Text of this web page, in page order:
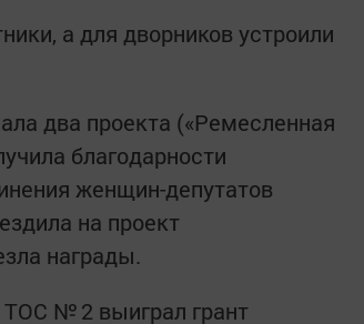
а для дворников устроили
два проекта («Ремесленная
благодарности
женщин-депутатов
на проект
награды.
ТОС № 2 выиг­рал грант